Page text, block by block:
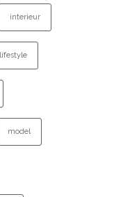
interieur
lifestyle
model